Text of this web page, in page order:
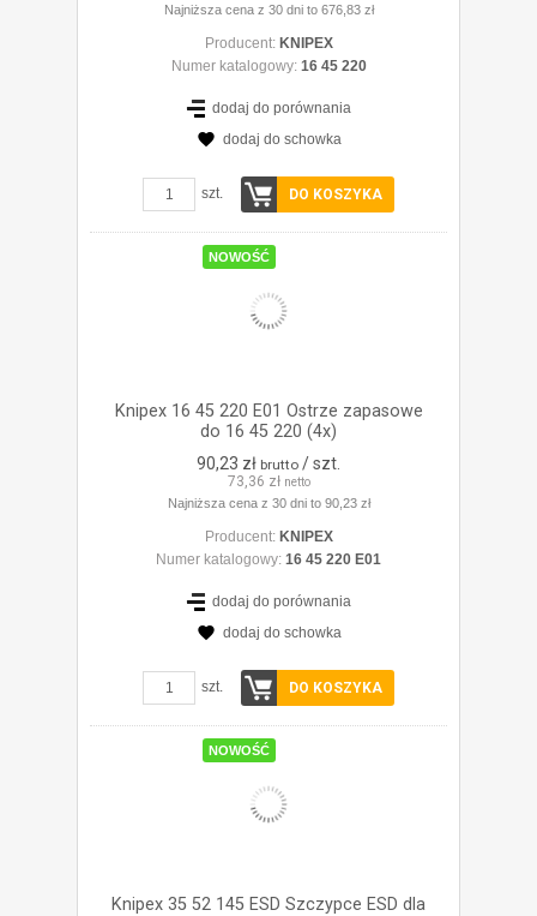
Najniższa cena z 30 dni to 676,83 zł
Producent: KNIPEX
Numer katalogowy: 16 45 220
dodaj do porównania
dodaj do schowka
szt. DO KOSZYKA
NOWOŚĆ
Knipex 16 45 220 E01 Ostrze zapasowe
do 16 45 220 (4x)
90,23 zł brutto / szt.
73,36 zł netto
Najniższa cena z 30 dni to 90,23 zł
Producent: KNIPEX
Numer katalogowy: 16 45 220 E01
dodaj do porównania
dodaj do schowka
szt. DO KOSZYKA
NOWOŚĆ
Knipex 35 52 145 ESD Szczypce ESD dla